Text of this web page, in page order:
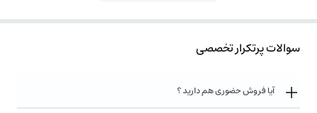
قسمت مشخصات فنی به صورت اختصاصی به محصول مورد نظر پرداخته شده است.
سوالات پرتکرار تخصصی
آیا فروش حضوری هم دارید ؟